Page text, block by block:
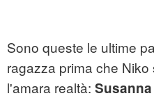
Sono queste le ultime
ragazza prima che
l'amara realtà: